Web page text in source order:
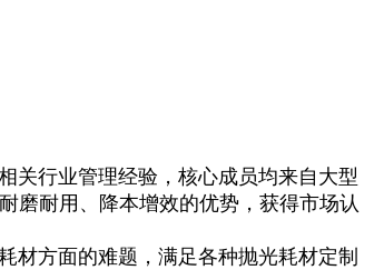
关行业管理经验，核心成员均来自大型
磨耐用、降本增效的优势，获得市场认
方面的难题，满足各种抛光耗材定制